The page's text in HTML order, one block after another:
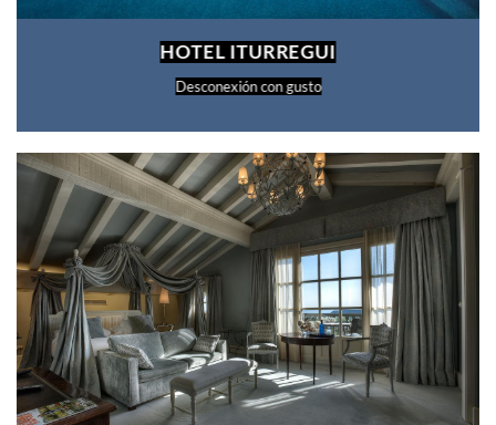
HOTEL ITURREGUI
Desconexión con gusto